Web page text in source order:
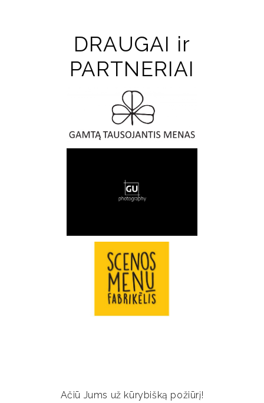
DRAUGAI ir
PARTNERIAI
Ačiū Jums už kūrybišką požiūrį!